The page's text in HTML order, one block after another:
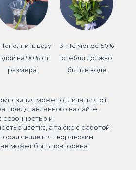
вазу
на 90% от
размера
3. Не менее 50%
стебля должно
быть в воде
может отличаться от
представленного на сайте.
сезонностью и
цветка, а также с работой
является творческим
может быть повторена